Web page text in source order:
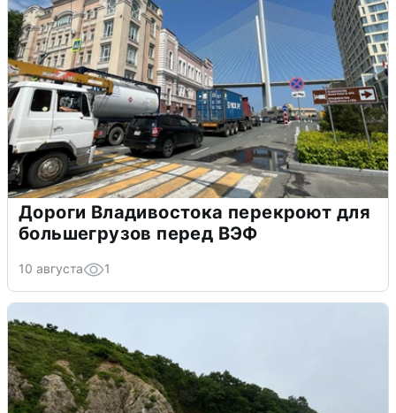
Дороги Владивостока перекроют для
большегрузов перед ВЭФ
10 августа 1